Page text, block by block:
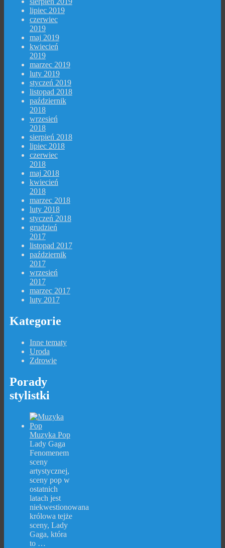
lipiec 2019
czerwiec
2019
maj 2019
kwiecień
2019
marzec 2019
luty 2019
styczeń 2019
listopad 2018
październik
2018
wrzesień
2018
sierpień 2018
lipiec 2018
czerwiec
2018
maj 2018
kwiecień
2018
marzec 2018
luty 2018
styczeń 2018
grudzień
2017
listopad 2017
październik
2017
wrzesień
2017
marzec 2017
luty 2017
Kategorie
Inne tematy
Uroda
Zdrowie
Porady
stylistki
Muzyka Pop
Lady Gaga
Fenomenem
sceny
artystycznej,
sceny pop w
ostatnich
latach jest
niekwestionowana
królowa tejże
sceny, Lady
Gaga, która
to …